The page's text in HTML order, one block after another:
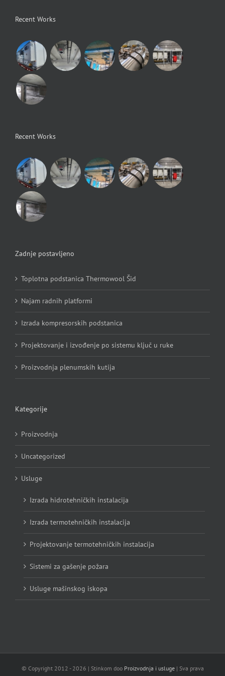
Recent Works
Recent Works
Zadnje postavljeno
Toplotna podstanica Thermowool Šid
Najam radnih platformi
Izrada kompresorskih podstanica
Projektovanje i izvođenje po sistemu ključ u ruke
Proizvodnja plenumskih kutija
Kategorije
Proizvodnja
Uncategorized
Usluge
Izrada hidrotehničkih instalacija
Izrada termotehničkih instalacija
Projektovanje termotehničkih instalacija
Sistemi za gašenje požara
Usluge mašinskog iskopa
© Copyright 2012 - 2026 | Stinkom doo Proizvodnja i usluge| Sva prava